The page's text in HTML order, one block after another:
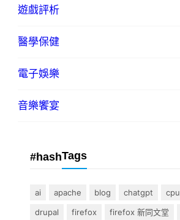
遊戲評析
醫學保健
電子娛樂
音樂饗宴
#hashTags
ai apache blog chatgpt cpu
drupal
firefox firefox 新同文堂